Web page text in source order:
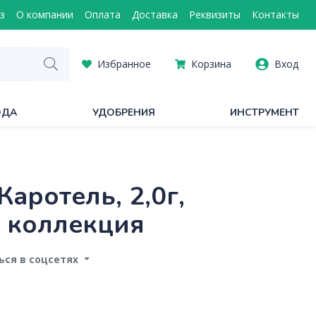
О компании Оплата Доставка Реквизиты Контакты
Избранное Корзина Вход
УДОБРЕНИЯ ИНСТРУМЕНТ
2,0г,
в соцсетях